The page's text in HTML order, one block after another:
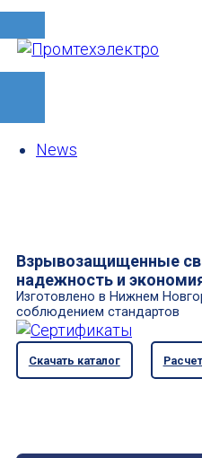
News
Взрывозащищенные
надежность и
Изготовлено в Нижнем
соблюдением стандартов
Скачать каталог